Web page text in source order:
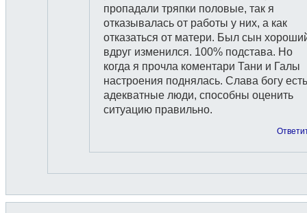
пропадали тряпки половые, так я
отказывалась от работы у них, а как
отказаться от матери. Был сын
вдруг изменился. 100% подстава. Но
когда я прочла коментари Тани и Галы
настроения поднялась. Слава богу есть
адекватные люди, способны оценить
ситуацию правильно.